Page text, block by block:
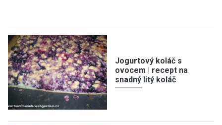
Jogurtový koláč s
ovocem | recept na
snadný litý koláč